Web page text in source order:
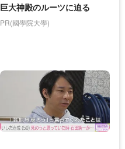
巨大神殿のルーツに迫る
PR(國學院大學)